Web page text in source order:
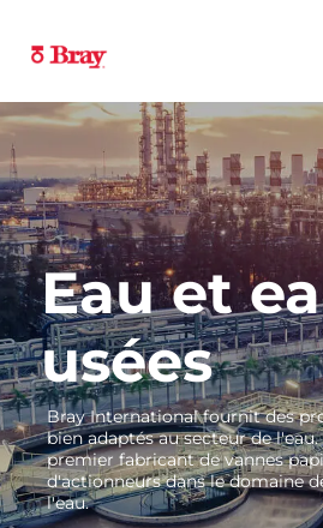
Eau et
usées
Bray International fournit des
bien adaptés au secteur de
premier fabricant de vannes
d'actionneurs dans le domaine
l'eau.